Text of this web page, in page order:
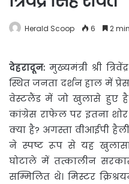
Herald Scoop 6 2
देहरादून: मुख्यमंत्री श्री
स्थितजनता दर्शन हाल में
वेस्टलैंड में जो खुलासे हुए
कांग्रेस राफेल पर इतना
क्या है? अगस्ता वीआईपी
ने स्पष्ट रूप से यह
घोटाले में तत्कालीन
सम्मिलित थे। मिस्टर